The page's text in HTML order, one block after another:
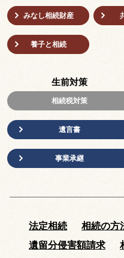
みなし相続財産
養子と相続
生前対策
相続税対策
遺言書
事業承継
法定相続 相続の方
遺留分侵害額請求